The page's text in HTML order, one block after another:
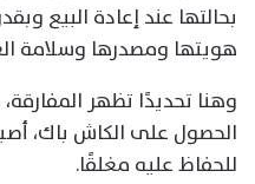
بحالتها عند إعادة البيع
هويتها ومصدرها وسلامة
وهنا تحديدًا تظهر
الحصول على الكاش باك،
للحفاظ عليه مغلقًا.